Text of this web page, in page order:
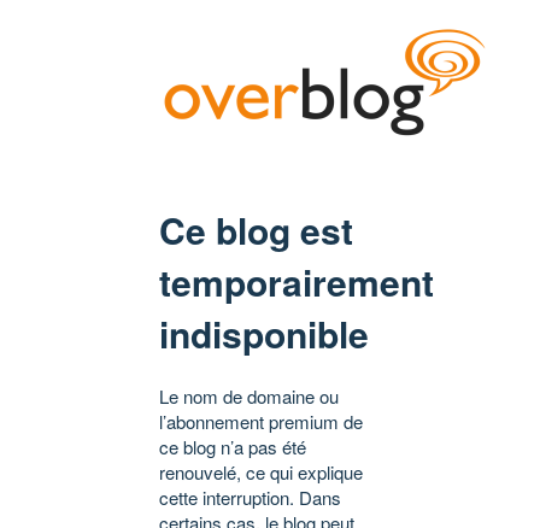
Ce blog est
temporairement
indisponible
Le nom de domaine ou
l’abonnement premium de
ce blog n’a pas été
renouvelé, ce qui explique
cette interruption. Dans
certains cas, le blog peut